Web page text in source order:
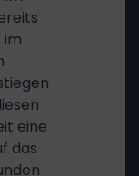
im
eine
das